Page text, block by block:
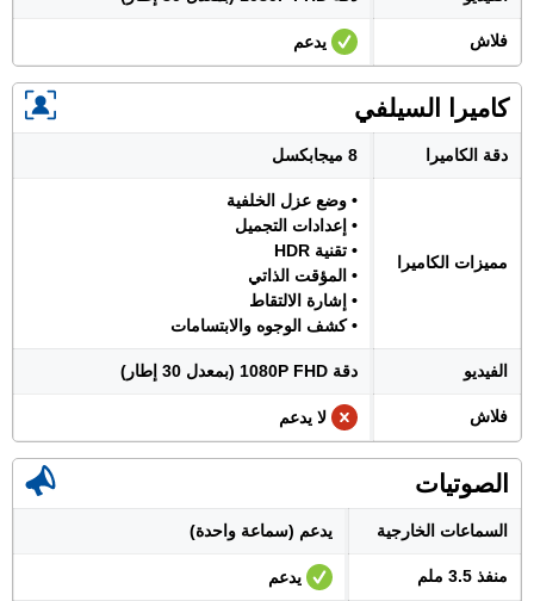
فلاش يدعم
كاميرا السيلفي
دقة الكاميرا 8 ميجابكسل
مميزات الكاميرا
• وضع عزل الخلفية
• إعدادات التجميل
• تقنية HDR
• المؤقت الذاتي
• إشارة الالتقاط
• كشف الوجوه والابتسامات
الفيديو دقة 1080P FHD (بمعدل 30 إطار)
فلاش لا يدعم
الصوتيات
السماعات الخارجية يدعم (سماعة واحدة)
منفذ 3.5 ملم يدعم